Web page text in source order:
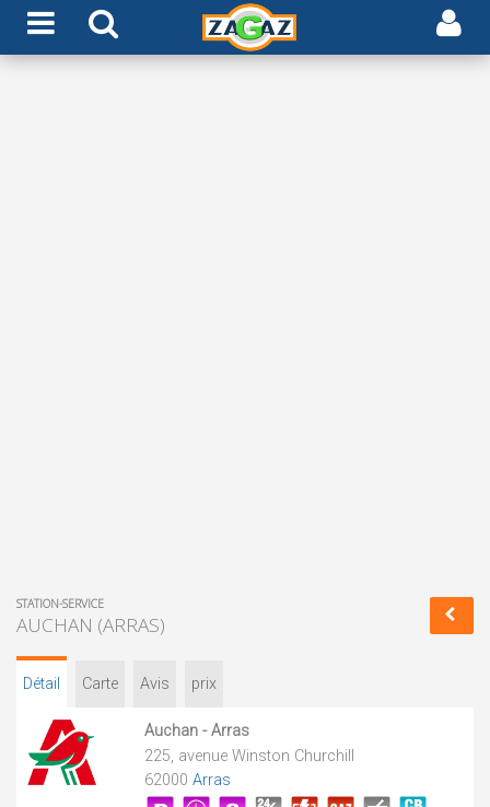
STATION-SERVICE
AUCHAN (ARRAS)
Détail Carte Avis prix
Auchan - Arras
225, avenue Winston Churchill
62000 Arras